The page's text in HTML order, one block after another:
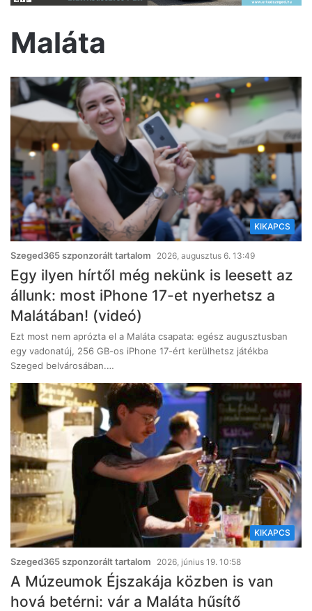
Maláta
KIKAPCS
Szeged365 szponzorált tartalom 2026, augusztus 6. 13:49
Egy ilyen hírtől még nekünk is leesett az
állunk: most iPhone 17-et nyerhetsz a
Malátában! (videó)
Ezt most nem aprózta el a Maláta csapata: egész augusztusban
egy vadonatúj, 256 GB-os iPhone 17-ért kerülhetsz játékba
Szeged belvárosában.…
KIKAPCS
Szeged365 szponzorált tartalom 2026, június 19. 10:58
A Múzeumok Éjszakája közben is van
hová betérni: vár a Maláta hűsítő